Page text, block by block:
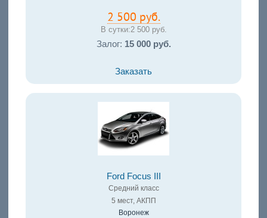
2 500 руб.
В сутки:2 500 руб.
Залог: 15 000 руб.
Заказать
Ford Focus III
Средний класс
5 мест, АКПП
Воронеж